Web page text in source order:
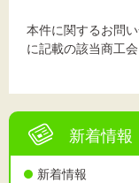
新着情報
新着情報
本件に関するお問
に記載の該当商工